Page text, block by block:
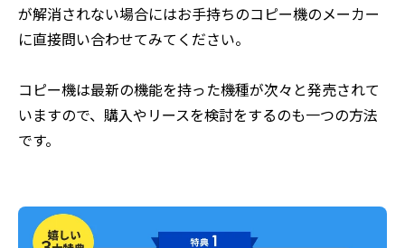
が解消されない場合にはお手持ちのコピー機のメーカー
に直接問い合わせてみてください。
コピー機は最新の機能を持った機種が次々と発売されて
いますので、購入やリースを検討をするのも一つの方法
です。